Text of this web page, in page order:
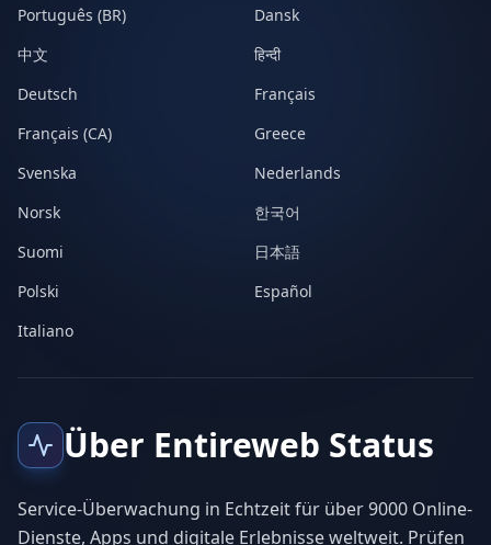
Português (BR)
Dansk
中文
हिन्दी
Deutsch
Français
Français (CA)
Greece
Svenska
Nederlands
Norsk
한국어
Suomi
日本語
Polski
Español
Italiano
Über Entireweb Status
Service-Überwachung in Echtzeit für über 9000 Online-
Dienste, Apps und digitale Erlebnisse weltweit. Prüfen